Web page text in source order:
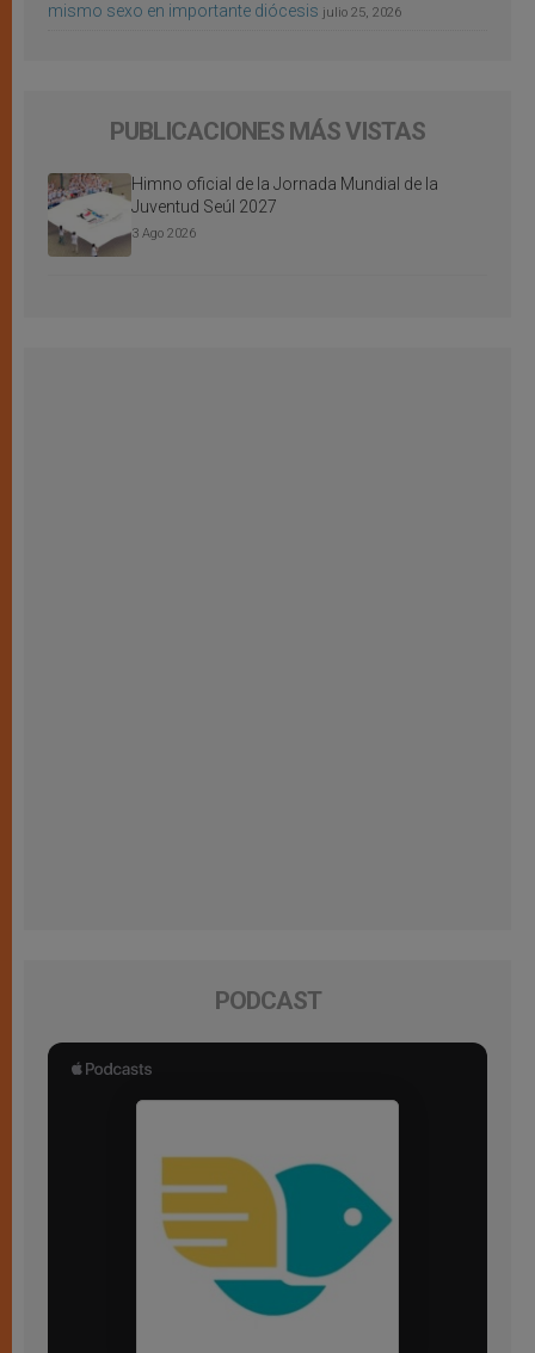
mismo sexo en importante diócesis julio 25, 2026
PUBLICACIONES MÁS VISTAS
Himno oficial de la Jornada Mundial de la
Juventud Seúl 2027
3 Ago 2026
PODCAST